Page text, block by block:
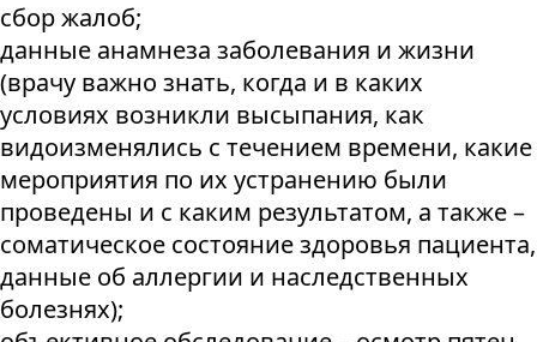
сбор жалоб;
данные анамнеза заболевания и жизни
(врачу важно знать, когда и в каких
условиях возникли высыпания, как
видоизменялись с течением времени, какие
мероприятия по их устранению были
проведены и с каким результатом, а также –
соматическое состояние здоровья пациента,
данные об аллергии и наследственных
болезнях);